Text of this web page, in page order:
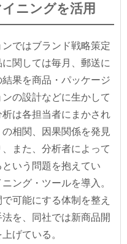
ニングを活用
ではブランド戦略策定
関しては毎月、郵送に
果を商品・パッケージ
の設計などに生かして
は各担当者にまかされ
相関、因果関係を発見
また、分析者によって
いう問題を抱えてい
ング・ツールを導入。
可能にする体制を整え
を、同社では新商品開
げている。